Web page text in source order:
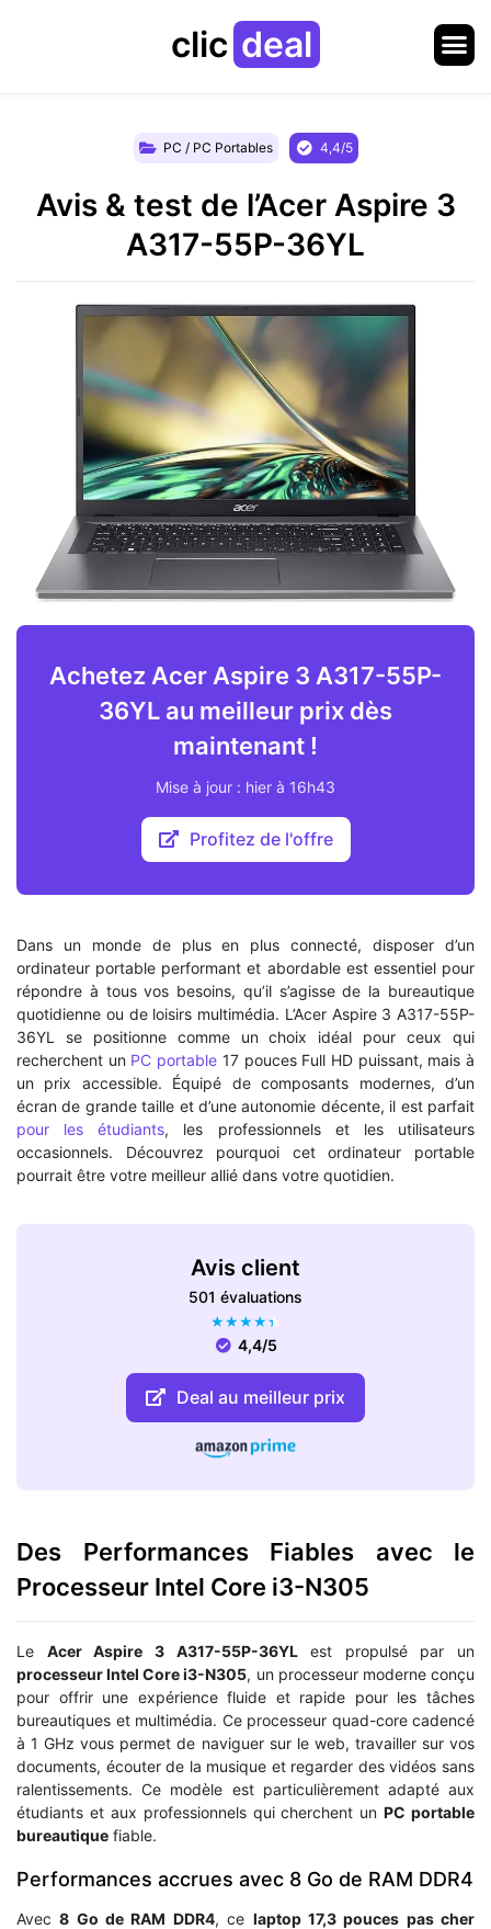
clic deal
PC / PC Portables 4,4/5
Avis & test de l’Acer Aspire 3
A317-55P-36YL
Achetez Acer Aspire 3 A317-55P-
36YL au meilleur prix dès
maintenant !
Mise à jour : hier à 16h43
Profitez de l'offre
Dans un monde de plus en plus connecté, disposer d’un
ordinateur portable performant et abordable est essentiel pour
répondre à tous vos besoins, qu’il s’agisse de la bureautique
quotidienne ou de loisirs multimédia. L’Acer Aspire 3 A317-55P-
36YL se positionne comme un choix idéal pour ceux qui
recherchent un PC portable 17 pouces Full HD puissant, mais à
un prix accessible. Équipé de composants modernes, d’un
écran de grande taille et d’une autonomie décente, il est parfait
pour les étudiants, les professionnels et les utilisateurs
occasionnels. Découvrez pourquoi cet ordinateur portable
pourrait être votre meilleur allié dans votre quotidien.
Avis client
501 évaluations
★★★★★
4,4/5
Deal au meilleur prix
Des Performances Fiables avec le
Processeur Intel Core i3-N305
Le Acer Aspire 3 A317-55P-36YLest propulsé par un
processeur Intel Core i3-N305, un processeur moderne conçu
pour offrir une expérience fluide et rapide pour les tâches
bureautiques et multimédia. Ce processeur quad-core cadencé
à 1 GHz vous permet de naviguer sur le web, travailler sur vos
documents, écouter de la musique et regarder des vidéos sans
ralentissements. Ce modèle est particulièrement adapté aux
étudiants et aux professionnels qui cherchent unPC portable
bureautique fiable.
Performances accrues avec 8 Go de RAM DDR4
Avec8 Go de RAM DDR4, ce laptop 17,3 pouces pas cher